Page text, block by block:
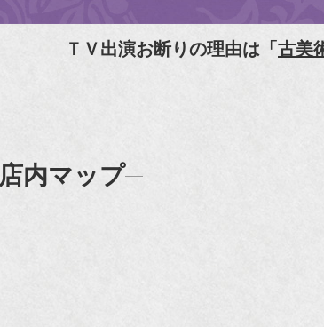
『樋口可南子
『FIGARO
『mr partner
2009年11月
ＴＶ出演お断りの理由は「 古美
店内マップ